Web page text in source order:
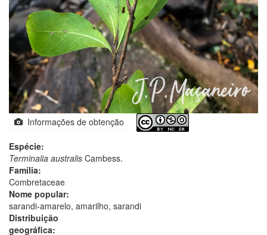
Informações de obtenção
Espécie:
Terminalia australis Cambess.
Família:
Combretaceae
Nome popular:
sarandi-amarelo, amarilho, sarandi
Distribuição
geográfica: